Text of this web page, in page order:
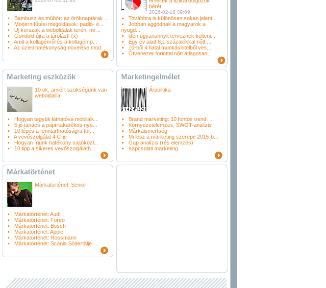
Bambusz és műbőr: az öröknaptárak ...
Modern fűtési megoldások: padló- é...
Új korszak a weboldalak terén: mi ...
Gondold újra a tárolást! (x)
Amit a kollagénről és a kollagén p...
Az üzleti hatékonyság növelése mod...
bérét
2026-02-18 09:09
Továbbra is különösen sokan jelent...
Jobban aggódnak a magyarok a
nyugd...
idén ugyanannyit terveznek költeni...
Egy év alatt 8,1 százalékkal nőtt ...
10-ből 4 fiatal munkáshitelből ves...
Ötvenezer forinttal nőtt átlagosan...
Marketing eszközök
10 ok, amiért szükségünk van
weboldalra
Hogyan tegyük láthatóvá mobilalk...
5 jó tanács a papírtakarékos nyo...
10 lépés a fenntarthatóságra tör...
A vevőszolgálat 4 C-je
Hogyan írjunk hatékony sajtóközl...
10 tipp a sikeres vevőszolgálath...
Marketingelmélet
Árpolitika
Brand marketing: 10 fontos trend, ...
Környezetelemzés, SWOT-analízis
Márkaismertség
Mi lesz a marketing szerepe 2015-b...
Gap analízis (rés elemzés)
Kapcsolati marketing
Márkatörténet
Márkatörténet: Senior
Márkatörténet: Audi
Márkatörténet: Foreo
Márkatörténet: Bosch
Márkatörténet: Apple
Márkatörténet: Rossmann
Márkatörténet: Scania Södertälje